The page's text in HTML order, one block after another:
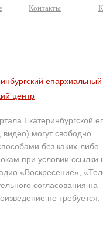
Контакты
епархиальный
центр
Екатеринбургской
могут свободно
без каких-либо
при условии ссылки
«Воскресение»,
согласования на
не требуется.